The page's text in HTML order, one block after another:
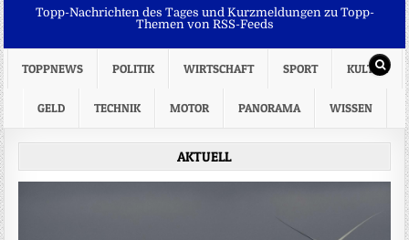
Topp-Nachrichten des Tages und Kurzmeldungen zu Topp-
Themen von RSS-Feeds
TOPPNEWS POLITIK WIRTSCHAFT SPORT KULTUR
GELD TECHNIK MOTOR PANORAMA WISSEN
AKTUELL